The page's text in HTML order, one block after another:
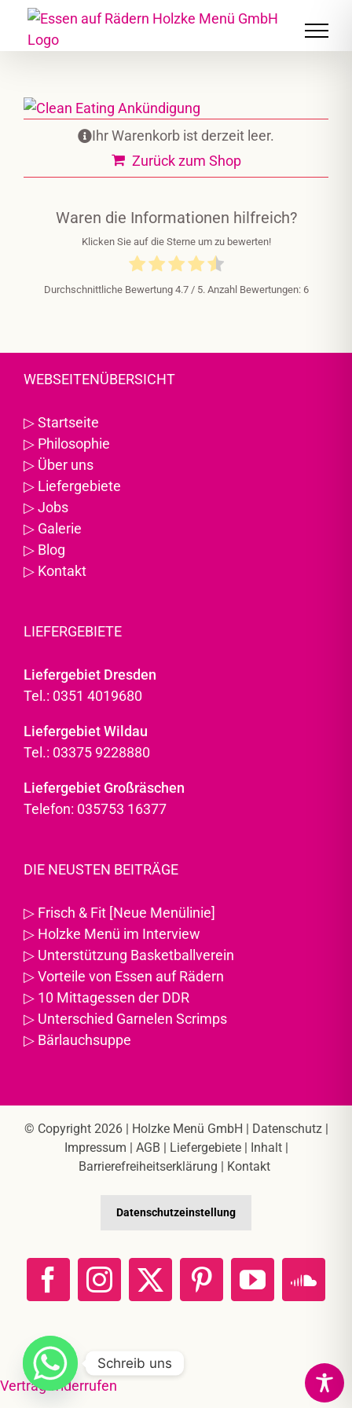
content
Ihr Warenkorb ist derzeit leer.
Zurück zum Shop
Waren die Informationen hilfreich?
Klicken Sie auf die Sterne um zu bewerten!
Durchschnittliche Bewertung 4.7/ 5. Anzahl Bewertungen: 6
WEBSEITENÜBERSICHT
▷Startseite
▷ Philosophie
▷ Über uns
▷ Liefergebiete
▷Jobs
▷ Galerie
▷ Blog
▷ Kontakt
LIEFERGEBIETE
Liefergebiet Dresden
Tel.: 0351 4019680
Liefergebiet Wildau
Tel.: 03375 9228880
Liefergebiet Großräschen
Telefon: 035753 16377
DIE NEUSTEN BEITRÄGE
▷ Frisch & Fit [Neue Menülinie]
▷ Holzke Menü im Interview
▷ Unterstützung Basketballverein
▷Vorteile von Essen auf Rädern
▷ 10 Mittagessen der DDR
▷ Unterschied Garnelen Scrimps
▷ Bärlauchsuppe
© Copyright 2026 | Holzke Menü GmbH Datenschutz|
Impressum
AGB Liefergebiete| Inhalt|
Barrierefreiheitserklärung
Kontakt
Datenschutzeinstellung
FacebookInstagram
X PinterestYouTube
Vertrag widerrufen
Schreib uns